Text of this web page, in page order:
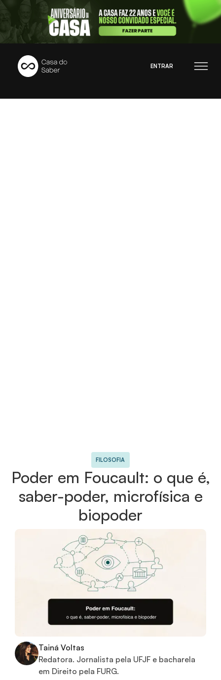
ENTRAR
FILOSOFIA
Poder em Foucault: o que é,
saber-poder, microfísica e
biopoder
Tainá Voltas
Redatora. Jornalista pela UFJF e bacharela
em Direito pela FURG.